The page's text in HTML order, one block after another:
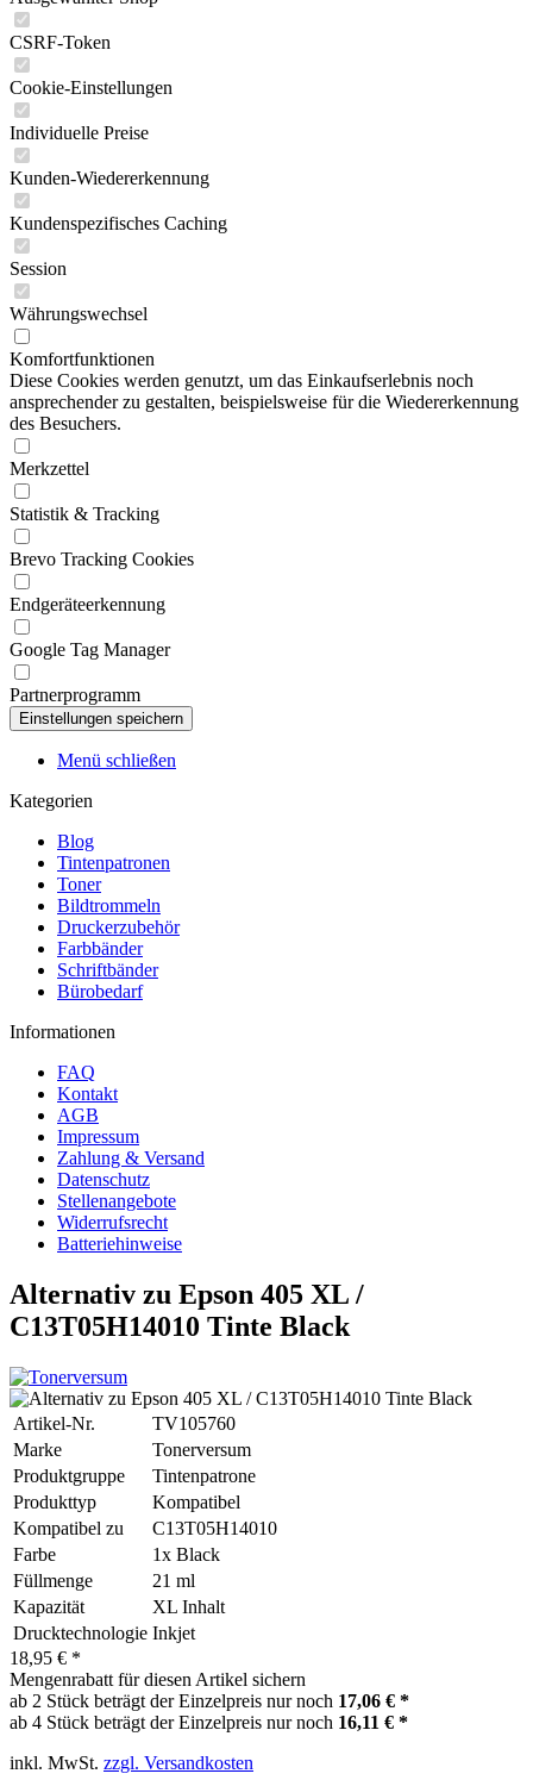
CSRF-Token
Cookie-Einstellungen
Individuelle Preise
Kunden-Wiedererkennung
Kundenspezifisches Caching
Session
Währungswechsel
Komfortfunktionen
Diese Cookies werden genutzt, um das Einkaufserlebnis noch
ansprechender zu gestalten, beispielsweise für die Wiedererkennung
des Besuchers.
Merkzettel
Statistik & Tracking
Brevo Tracking Cookies
Endgeräteerkennung
Google Tag Manager
Partnerprogramm
Menü schließen
Kategorien
Blog
Tintenpatronen
Toner
Bildtrommeln
Druckerzubehör
Farbbänder
Schriftbänder
Bürobedarf
Informationen
FAQ
Kontakt
AGB
Impressum
Zahlung & Versand
Datenschutz
Stellenangebote
Widerrufsrecht
Batteriehinweise
Alternativ zu Epson 405 XL /
C13T05H14010 Tinte Black
Artikel-Nr.
TV105760
Marke
Tonerversum
Produktgruppe
Tintenpatrone
Produkttyp
Kompatibel
Kompatibel zu
C13T05H14010
Farbe
1x Black
Füllmenge
21 ml
Kapazität
XL Inhalt
Drucktechnologie Inkjet
18,95 € *
Mengenrabatt für diesen Artikel sichern
ab 2 Stück beträgt der Einzelpreis nur noch 17,06 € *
ab 4 Stück beträgt der Einzelpreis nur noch 16,11 € *
inkl. MwSt. zzgl. Versandkosten